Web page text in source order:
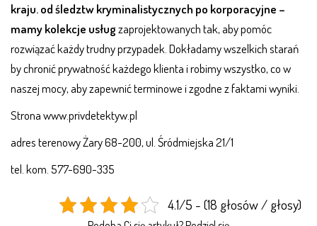
kraju. od śledztw kryminalistycznych po korporacyjne –
mamy kolekcje usługzaprojektowanych tak, aby pomóc
rozwiązać każdy trudny przypadek. Dokładamy wszelkich starań
by chronić prywatność każdego klienta i robimy wszystko, co w
naszej mocy, aby zapewnić terminowe i zgodne z faktami wyniki.
Strona www.privdetektyw.pl
adres terenowy Żary 68-200, ul. Śródmiejska 21/1
tel. kom. 577-690-335
4.1/5 - (18 głosów / głosy)